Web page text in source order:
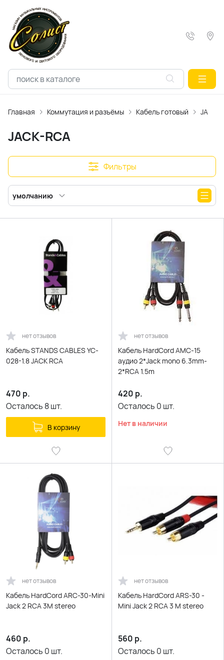
Главная Коммутация и разъёмы Кабель готовый JACK-
JACK-RCA
Фильтры
умолчанию
нет отзывов
Кабель STANDS CABLES YC-
028-1.8 JACK RCA
470 р.
Осталось 8шт.
В корзину
нет отзывов
Кабель HardCord AMC-15
аудио 2*Jack mono 6.3mm-
2*RCA 1.5m
420 р.
Осталось 0 шт.
Нет в наличии
нет отзывов
Кабель HardCord ARC-30-Mini
Jack 2 RCA 3M stereo
460 р.
Осталось 0 шт.
нет отзывов
Кабель HardCord ARS-30 -
Mini Jack 2 RCA 3 M stereo
560 р.
Осталось 0 шт.